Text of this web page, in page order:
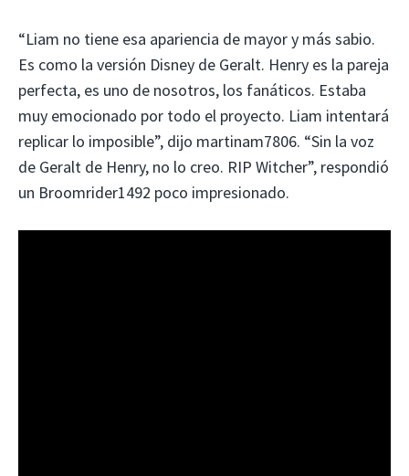
“Liam no tiene esa apariencia de mayor y más sabio.
Es como la versión Disney de Geralt. Henry es la pareja
perfecta, es uno de nosotros, los fanáticos. Estaba
muy emocionado por todo el proyecto. Liam intentará
replicar lo imposible”, dijo martinam7806. “Sin la voz
de Geralt de Henry, no lo creo. RIP Witcher”, respondió
un Broomrider1492 poco impresionado.